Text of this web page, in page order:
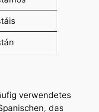
verwendetes
das